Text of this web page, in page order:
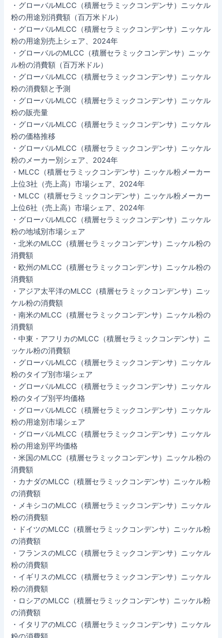
・グローバルMLCC（積層セラミックコンデンサ）ニッケル
粉の用途別消費額（百万米ドル）
・グローバルMLCC（積層セラミックコンデンサ）ニッケル
粉の用途別売上シェア、2024年
・グローバルのMLCC（積層セラミックコンデンサ）ニッケ
ル粉の消費額（百万米ドル）
・グローバルMLCC（積層セラミックコンデンサ）ニッケル
粉の消費額と予測
・グローバルMLCC（積層セラミックコンデンサ）ニッケル
粉の販売量
・グローバルMLCC（積層セラミックコンデンサ）ニッケル
粉の価格推移
・グローバルMLCC（積層セラミックコンデンサ）ニッケル
粉のメーカー別シェア、2024年
・MLCC（積層セラミックコンデンサ）ニッケル粉メーカー
上位3社（売上高）市場シェア、2024年
・MLCC（積層セラミックコンデンサ）ニッケル粉メーカー
上位6社（売上高）市場シェア、2024年
・グローバルMLCC（積層セラミックコンデンサ）ニッケル
粉の地域別市場シェア
・北米のMLCC（積層セラミックコンデンサ）ニッケル粉の
消費額
・欧州のMLCC（積層セラミックコンデンサ）ニッケル粉の
消費額
・アジア太平洋のMLCC（積層セラミックコンデンサ）ニッ
ケル粉の消費額
・南米のMLCC（積層セラミックコンデンサ）ニッケル粉の
消費額
・中東・アフリカのMLCC（積層セラミックコンデンサ）ニ
ッケル粉の消費額
・グローバルMLCC（積層セラミックコンデンサ）ニッケル
粉のタイプ別市場シェア
・グローバルMLCC（積層セラミックコンデンサ）ニッケル
粉のタイプ別平均価格
・グローバルMLCC（積層セラミックコンデンサ）ニッケル
粉の用途別市場シェア
・グローバルMLCC（積層セラミックコンデンサ）ニッケル
粉の用途別平均価格
・米国のMLCC（積層セラミックコンデンサ）ニッケル粉の
消費額
・カナダのMLCC（積層セラミックコンデンサ）ニッケル粉
の消費額
・メキシコのMLCC（積層セラミックコンデンサ）ニッケル
粉の消費額
・ドイツのMLCC（積層セラミックコンデンサ）ニッケル粉
の消費額
・フランスのMLCC（積層セラミックコンデンサ）ニッケル
粉の消費額
・イギリスのMLCC（積層セラミックコンデンサ）ニッケル
粉の消費額
・ロシアのMLCC（積層セラミックコンデンサ）ニッケル粉
の消費額
・イタリアのMLCC（積層セラミックコンデンサ）ニッケル